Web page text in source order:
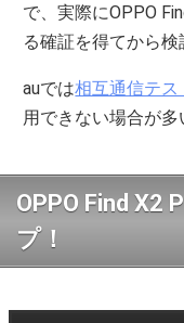
で、実際にOPPO
る確証を得てから検
auでは相互通信テス
用できない場合が多
OPPO Find X2
プ！